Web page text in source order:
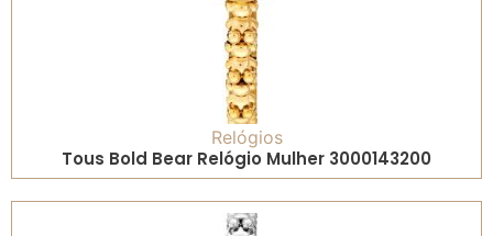
Relógios
Tous Bold Bear Relógio Mulher 3000143200